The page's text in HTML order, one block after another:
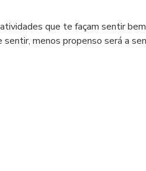
que te façam sentir
menos propenso será a